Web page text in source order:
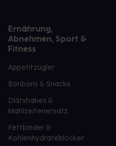
Ernährung,
Abnehmen, Sport &
Fitness
Appetitzügler
Bonbons & Snacks
Diätshakes &
Mahlzeitenersatz
Fettbinder &
Kohlenhydrateblocker